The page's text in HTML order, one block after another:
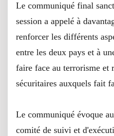
Le communiqué final
session a appelé à
renforcer les différents
entre les deux pays et à
faire face au terrorisme et
sécuritaires auxquels fait
Le communiqué évoque
comité de suivi et